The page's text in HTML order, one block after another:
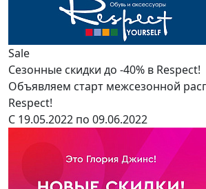
Sale
Сезонные скидки до -40% в Respect!
Объявляем старт межсезонной
Respect!
С 19.05.2022 по 09.06.2022